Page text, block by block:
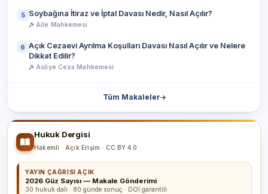
5 Soybağına İtiraz ve İptal Davası Nedir, Nasıl Açılır?
Aile Mahkemesi
6 Açık Cezaevi Ayrılma Koşulları Davası Nasıl Açılır ve Nelere
Dikkat Edilir?
Asliye Ceza Mahkemesi
Tüm Makaleler
Hukuk Dergisi
Hakemli · Açık Erişim · CC BY 4.0
YAYIN ÇAĞRISI AÇIK
2026 Güz Sayısı — Makale Gönderimi
30 hukuk dalı · 80 günde sonuç · DOI garantili